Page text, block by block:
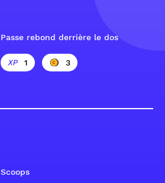
Passe rebond derrière le dos
1 3
Scoops